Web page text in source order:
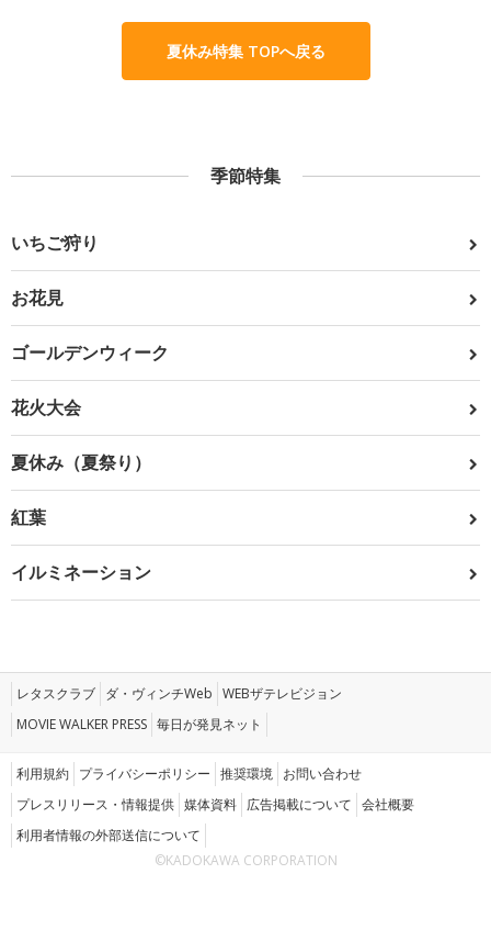
夏休み特集 TOPへ戻る
季節特集
いちご狩り
お花見
ゴールデンウィーク
花火大会
夏休み（夏祭り）
紅葉
イルミネーション
レタスクラブ ダ・ヴィンチWeb WEBザテレビジョン
MOVIE WALKER PRESS 毎日が発見ネット
利用規約 プライバシーポリシー 推奨環境 お問い合わせ
プレスリリース・情報提供 媒体資料 広告掲載について 会社概要
利用者情報の外部送信について
©KADOKAWA CORPORATION